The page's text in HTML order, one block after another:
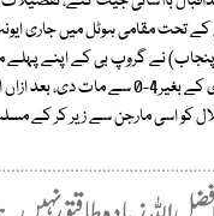
کے تحت مقامی ہوٹل میں جاری
نے گروپ بی کے اپنے پہلے
مسیح کوکسی دشواری کے بغیر4-0
کو اسی مارجن سے زیر کر کے